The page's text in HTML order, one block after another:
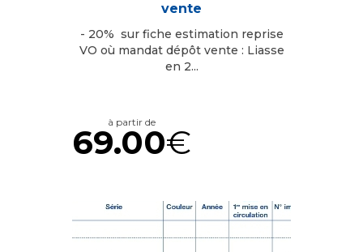
vente
- 20% sur fiche estimation reprise
VO où mandat dépôt vente : Liasse
en 2...
à partir de
69.00€